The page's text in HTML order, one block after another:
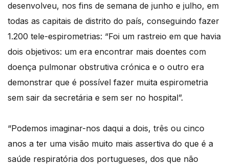
desenvolveu, nos fins de semana de junho e julho, em
todas as capitais de distrito do país, conseguindo fazer
1.200 tele-espirometrias: “Foi um rastreio em que havia
dois objetivos: um era encontrar mais doentes com
doença pulmonar obstrutiva crónica e o outro era
demonstrar que é possível fazer muita espirometria
sem sair da secretária e sem ser no hospital”.
“Podemos imaginar-nos daqui a dois, três ou cinco
anos a ter uma visão muito mais assertiva do que é a
saúde respiratória dos portugueses, dos que não